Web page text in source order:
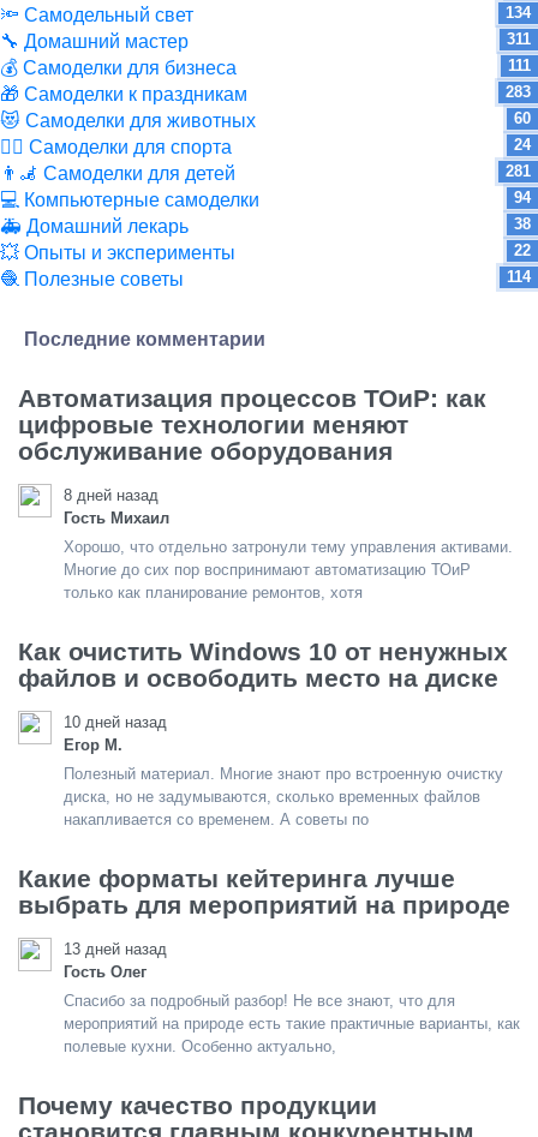
🔦 Самодельный свет 134
🔧 Домашний мастер 311
💰 Самоделки для бизнеса 111
🎁 Самоделки к праздникам 283
😻 Самоделки для животных 60
🏋️‍♀️ Самоделки для спорта 24
👨‍🦼 Самоделки для детей 281
💻 Компьютерные самоделки 94
🚑 Домашний лекарь 38
💥 Опыты и эксперименты 22
🧶 Полезные советы 114
Последние комментарии
Автоматизация процессов ТОиР: как
цифровые технологии меняют
обслуживание оборудования
8 дней назад
Гость Михаил
Хорошо, что отдельно затронули тему управления активами.
Многие до сих пор воспринимают автоматизацию ТОиР
только как планирование ремонтов, хотя
Как очистить Windows 10 от ненужных
файлов и освободить место на диске
10 дней назад
Егор М.
Полезный материал. Многие знают про встроенную очистку
диска, но не задумываются, сколько временных файлов
накапливается со временем. А советы по
Какие форматы кейтеринга лучше
выбрать для мероприятий на природе
13 дней назад
Гость Олег
Спасибо за подробный разбор! Не все знают, что для
мероприятий на природе есть такие практичные варианты, как
полевые кухни. Особенно актуально,
Почему качество продукции